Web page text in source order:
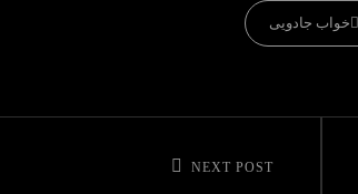
خواب جادویی
Next
NEXT POST